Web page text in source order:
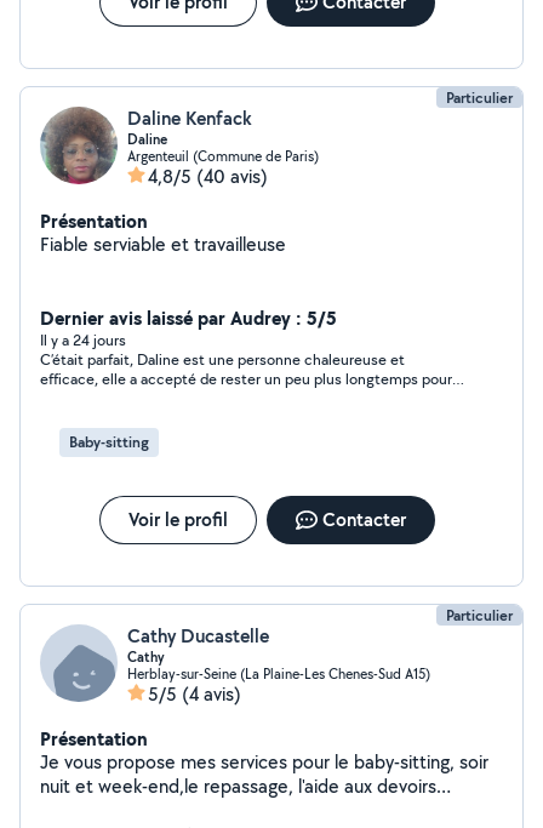
Particulier
Daline Kenfack
Daline
Argenteuil (Commune de Paris)
4,8/5 (40 avis)
Présentation
Fiable serviable et travailleuse
Dernier avis laissé par Audrey : 5/5
Il y a 24 jours
C’était parfait, Daline est une personne chaleureuse et
efficace, elle a accepté de rester un peu plus longtemps pour
Baby-sitting
Voir le profil Contacter
Particulier
Cathy Ducastelle
Cathy
Herblay-sur-Seine (La Plaine-Les Chenes-Sud A15)
5/5 (4 avis)
Présentation
Je vous propose mes services pour le baby-sitting, soir
nuit et week-end,le repassage, l'aide aux devoirs